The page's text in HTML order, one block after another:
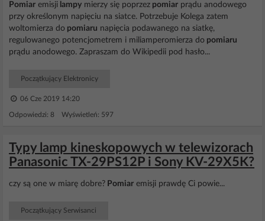
Pomiar emisji lampy mierzy się poprzez pomiar prądu anodowego
przy określonym napięciu na siatce. Potrzebuje Kolega zatem
woltomierza do pomiaru napięcia podawanego na siatkę,
regulowanego potencjometrem i miliamperomierza do pomiaru
prądu anodowego. Zapraszam do Wikipedii pod hasło...
Początkujący Elektronicy
06 Cze 2019 14:20
Odpowiedzi: 8 Wyświetleń: 597
Typy lamp kineskopowych w telewizorach
Panasonic TX-29PS12P i Sony KV-29X5K?
czy są one w miarę dobre? Pomiar emisji prawdę Ci powie...
Początkujący Serwisanci